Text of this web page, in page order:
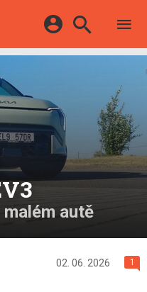
Microsoft
autě
02. 06. 2026 1